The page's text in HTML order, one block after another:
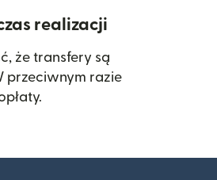
realizacji
że transfery są
przeciwnym razie